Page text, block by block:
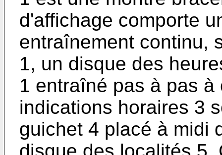
d'affichage comporte
entraînement continu,
1, un disque des
1 entraîné pas à pas
indications horaires 3
guichet 4 placé à midi
disque des localités 5.